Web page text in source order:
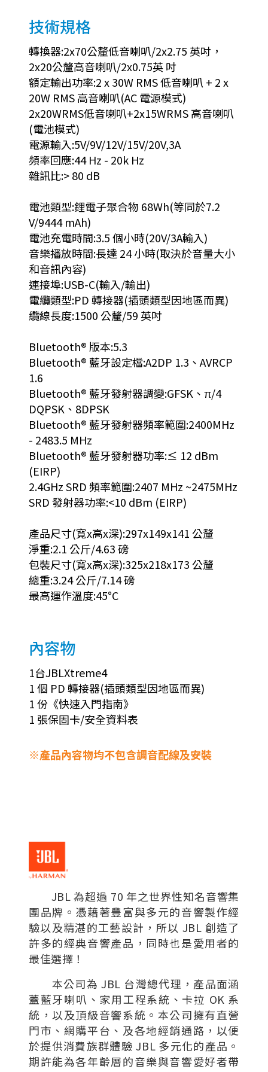
技術規格
轉換器:2x70公釐低音喇叭/2x2.75 英吋，
2x20公釐高音喇叭/2x0.75英 吋
額定輸出功率:2 x 30W RMS 低音喇叭 + 2 x
20W RMS 高音喇叭(AC 電源模式)
2x20WRMS低音喇叭+2x15WRMS 高音喇叭
(電池模式)
電源輸入:5V/9V/12V/15V/20V,3A
頻率回應:44 Hz - 20k Hz
雜訊比:> 80 dB
電池類型:鋰電子聚合物 68Wh(等同於7.2
V/9444 mAh)
電池充電時間:3.5 個小時(20V/3A輸入)
音樂播放時間:長達 24 小時(取決於音量大小
和音訊內容)
連接埠:USB-C(輸入/輸出)
電纜類型:PD 轉接器(插頭類型因地區而異)
纜線長度:1500 公釐/59 英吋
Bluetooth® 版本:5.3
Bluetooth® 藍牙設定檔:A2DP 1.3、AVRCP
1.6
Bluetooth® 藍牙發射器調變:GFSK、π/4
DQPSK、8DPSK
Bluetooth® 藍牙發射器頻率範圍:2400MHz
- 2483.5 MHz
Bluetooth® 藍牙發射器功率:≤ 12 dBm
(EIRP)
2.4GHz SRD 頻率範圍:2407 MHz ~2475MHz
SRD 發射器功率:<10 dBm (EIRP)
產品尺寸(寬x高x深):297x149x141 公釐
淨重:2.1 公斤/4.63 磅
包裝尺寸(寬x高x深):325x218x173 公釐
總重:3.24 公斤/7.14 磅
最高運作溫度:45°C
內容物
1台JBLXtreme4
1 個 PD 轉接器(插頭類型因地區而異)
1 份《快速入門指南》
1 張保固卡/安全資料表
※產品內容物均不包含調音配線及安裝
JBL 為超過 70 年之世界性知名音響集
團品牌。憑藉著豐富與多元的音響製作經
驗以及精湛的工藝設計，所以 JBL 創造了
許多的經典音響產品，同時也是愛用者的
最佳選擇！
本公司為 JBL 台灣總代理，產品面涵
蓋藍牙喇叭、家用工程系統、卡拉 OK 系
統，以及頂級音響系統。本公司擁有直營
門市、網購平台、及各地經銷通路，以便
於提供消費族群體驗 JBL 多元化的產品。
期許能為各年齡層的音樂與音響愛好者帶